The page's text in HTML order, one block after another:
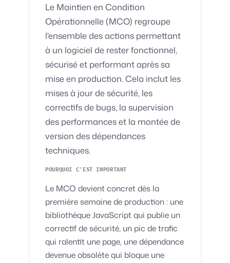
Le Maintien en Condition
Opérationnelle (MCO) regroupe
l'ensemble des actions permettant
à un logiciel de rester fonctionnel,
sécurisé et performant après sa
mise en production. Cela inclut les
mises à jour de sécurité, les
correctifs de bugs, la supervision
des performances et la montée de
version des dépendances
techniques.
POURQUOI C'EST IMPORTANT
Le MCO devient concret dès la
première semaine de production : une
bibliothèque JavaScript qui publie un
correctif de sécurité, un pic de trafic
qui ralentit une page, une dépendance
devenue obsolète qui bloque une